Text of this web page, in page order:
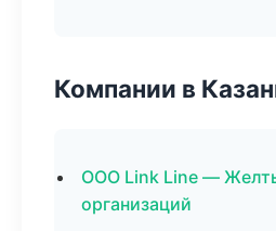
Компании в
ООО Link Line —
организаций